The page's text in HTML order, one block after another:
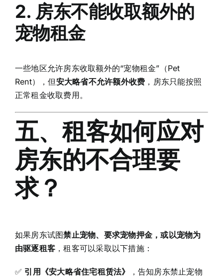
2. 房东不能收取额外的
宠物租金
一些地区允许房东收取额外的“宠物租金”（Pet
Rent），但安大略省不允许额外收费 ，房东只能按照
正常租金收取费用。
五、租客如何应对
房东的不合理要
求？
如果房东试图禁止宠物、要求宠物押金，或以宠物为
由驱逐租客 ，租客可以采取以下措施：
✅ 引用《安大略省住宅租赁法》
，告知房东禁止宠物